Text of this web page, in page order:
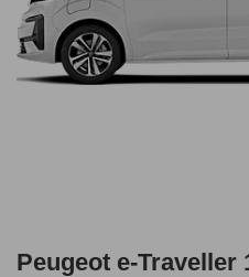
Peugeot e-Traveller